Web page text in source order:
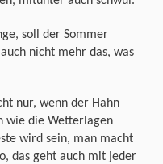
soll der Sommer
nicht mehr das, was
nur, wenn der Hahn
wie die Wetterlagen
wird sein, man macht
das geht auch mit jeder